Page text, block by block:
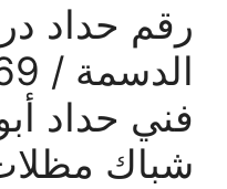
رقم حداد
فني حداد
شباك